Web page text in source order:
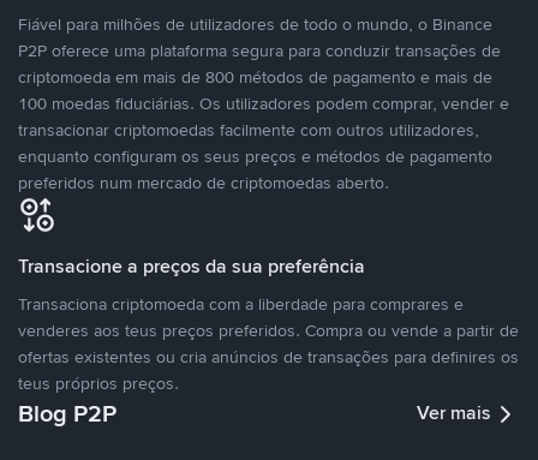
Fiável para milhões de utilizadores de todo o mundo, o Binance
P2P oferece uma plataforma segura para conduzir transações de
criptomoeda em mais de 800 métodos de pagamento e mais de
100 moedas fiduciárias. Os utilizadores podem comprar, vender e
transacionar criptomoedas facilmente com outros utilizadores,
enquanto configuram os seus preços e métodos de pagamento
preferidos num mercado de criptomoedas aberto.
Transacione a preços da sua preferência
Transaciona criptomoeda com a liberdade para comprares e
venderes aos teus preços preferidos. Compra ou vende a partir de
ofertas existentes ou cria anúncios de transações para definires os
teus próprios preços.
Blog P2P Ver mais